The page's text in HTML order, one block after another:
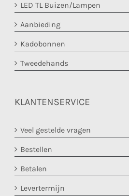
LED TL Buizen/Lampen
Aanbieding
Kadobonnen
Tweedehands
KLANTENSERVICE
Veel gestelde vragen
Bestellen
Betalen
Levertermijn